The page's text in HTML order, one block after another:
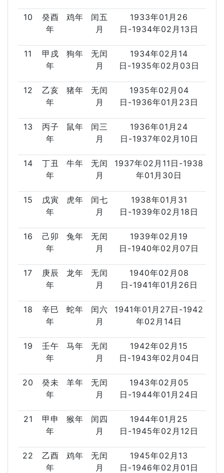
10
癸酉
年
鸡年
闰五
月
1933年01月26
日-1934年02月13日
11
甲戌
年
狗年
无闰
月
1934年02月14
日-1935年02月03日
12
乙亥
年
猪年
无闰
月
1935年02月04
日-1936年01月23日
13
丙子
年
鼠年
闰三
月
1936年01月24
日-1937年02月10日
14
丁丑
年
牛年
无闰
月
1937年02月11日-1938
年01月30日
15
戊寅
年
虎年
闰七
月
1938年01月31
日-1939年02月18日
16
己卯
年
兔年
无闰
月
1939年02月19
日-1940年02月07日
17
庚辰
年
龙年
无闰
月
1940年02月08
日-1941年01月26日
18
辛巳
年
蛇年
闰六
月
1941年01月27日-1942
年02月14日
19
壬午
年
马年
无闰
月
1942年02月15
日-1943年02月04日
20
癸未
年
羊年
无闰
月
1943年02月05
日-1944年01月24日
21
甲申
年
猴年
闰四
月
1944年01月25
日-1945年02月12日
22
乙酉
年
鸡年
无闰
月
1945年02月13
日-1946年02月01日